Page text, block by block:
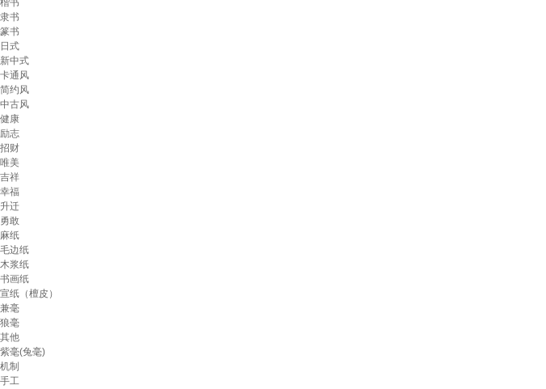
楷书
隶书
篆书
日式
新中式
卡通风
简约风
中古风
健康
励志
招财
唯美
吉祥
幸福
升迁
勇敢
麻纸
毛边纸
木浆纸
书画纸
宣纸（檀皮）
兼毫
狼毫
其他
紫毫(兔毫)
机制
手工